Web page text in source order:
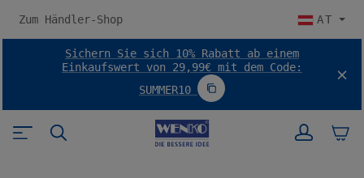
springen
Zum Händler-Shop AT
Sichern Sie sich 10% Rabatt ab einem
Einkaufswert von 29,99€ mit dem Code:
SUMMER10
Code SUMMER10 kopieren